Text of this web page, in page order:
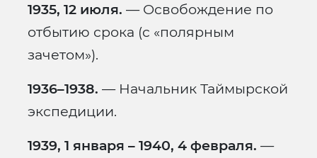
1935, 12 июля. — Освобождение по
отбытию срока (с «полярным
зачетом»).
1936–1938. — Начальник Таймырской
экспедиции.
1939, 1 января – 1940, 4 февраля. —